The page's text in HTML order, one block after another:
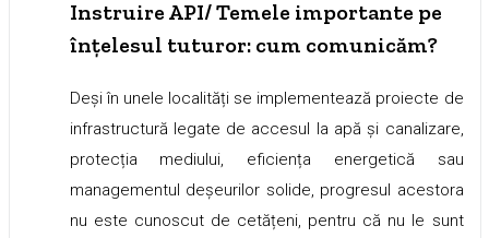
Instruire API/ Temele importante pe
înțelesul tuturor: cum comunicăm?
Deși în unele localități se implementează proiecte de
infrastructură legate de accesul la apă și canalizare,
protecția mediului, eficiența energetică sau
managementul deșeurilor solide, progresul acestora
nu este cunoscut de cetățeni, pentru că nu le sunt